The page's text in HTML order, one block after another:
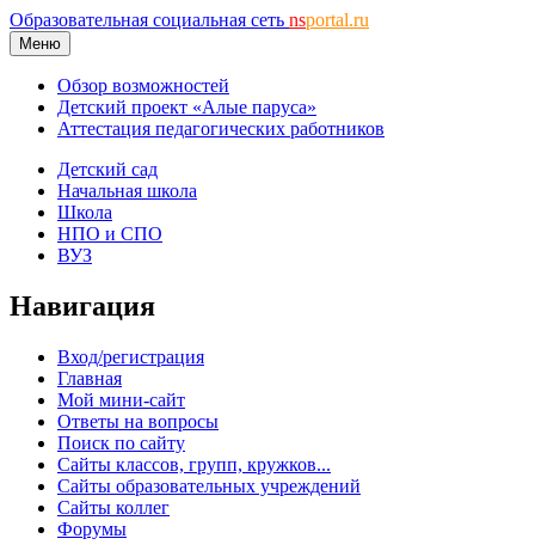
Образовательная социальная сеть nsportal.ru
Меню
Обзор возможностей
Детский проект «Алые паруса»
Аттестация педагогических работников
Детский сад
Начальная школа
Школа
НПО и СПО
ВУЗ
Навигация
Вход/регистрация
Главная
Мой мини-сайт
Ответы на вопросы
Поиск по сайту
Сайты классов, групп, кружков...
Сайты образовательных учреждений
Сайты коллег
Форумы